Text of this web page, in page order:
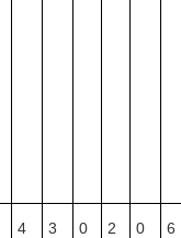
4 3 0 2 0 6